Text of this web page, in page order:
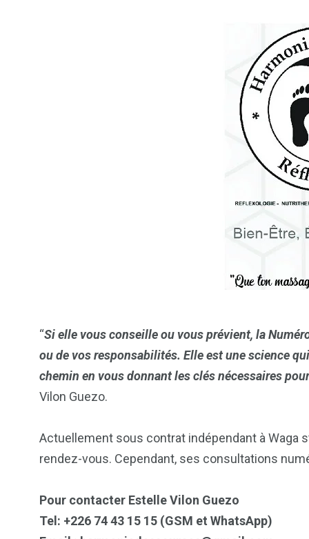
“Si elle vous conseille ou vous prévient, la
ou de vos responsabilités. Elle est une science
chemin en vous donnant les clés nécessaires
Vilon Guezo.
Actuellement sous contrat indépendant à
rendez-vous. Cependant, ses consultations
Pour contacter Estelle Vilon Guezo
Tel: +226 74 43 15 15 (GSM et WhatsApp)